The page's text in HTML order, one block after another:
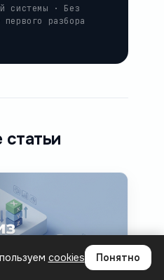
системы · Без
первого разбора
cookies Понятно